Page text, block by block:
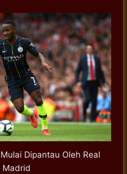
Dipantau Oleh Real
Madrid